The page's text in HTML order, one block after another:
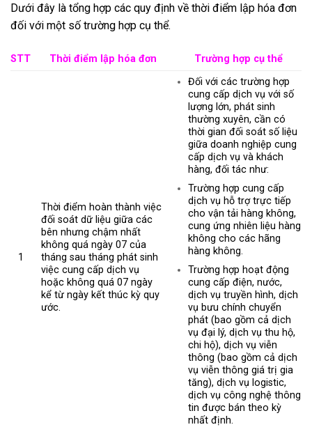
Dưới đây là tổng hợp các quy định về thời điểm lập hóa đơn
đối với một số trường hợp cụ thể.
STT Thời điểm lập hóa đơn Trường hợp cụ thể
1
Thời điểm hoàn thành việc
đối soát dữ liệu giữa các
bên nhưng chậm nhất
không quá ngày 07 của
tháng sau tháng phát sinh
việc cung cấp dịch vụ
hoặc không quá 07 ngày
kể từ ngày kết thúc kỳ quy
ước.
Đối với các trường hợp
cung cấp dịch vụ với số
lượng lớn, phát sinh
thường xuyên, cần có
thời gian đối soát số liệu
giữa doanh nghiệp cung
cấp dịch vụ và khách
hàng, đối tác như:
Trường hợp cung cấp
dịch vụ hỗ trợ trực tiếp
cho vận tải hàng không,
cung ứng nhiên liệu hàng
không cho các hãng
hàng không.
Trường hợp hoạt động
cung cấp điện, nước,
dịch vụ truyền hình, dịch
vụ bưu chính chuyển
phát (bao gồm cả dịch
vụ đại lý, dịch vụ thu hộ,
chi hộ), dịch vụ viễn
thông (bao gồm cả dịch
vụ viễn thông giá trị gia
tăng), dịch vụ logistic,
dịch vụ công nghệ thông
tin được bán theo kỳ
nhất định.